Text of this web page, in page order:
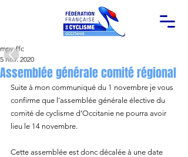
Assemblée générale comité régional
mpy-ffc
5 nov. 2020
Suite à mon communiqué du 1 novembre je vous
confirme que l’assemblée générale élective du
comité de cyclisme d’Occitanie ne pourra avoir
lieu le 14 novembre.
Cette assemblée est donc décalée à une date